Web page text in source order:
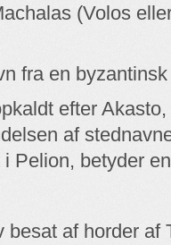
(Volos
fra en
efter
af
Pelion, betyder
besat af horder af